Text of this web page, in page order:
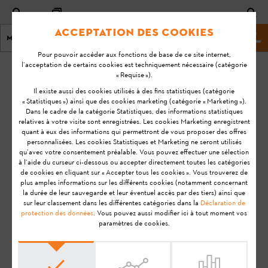
Menu Site Web de STIHL
Page d'accueil KA-01224
Quels appareils
mobiles peut-on
recharger avec la
prise de recharge
USB ?
Dernière
mise à
jour:
08-07-
20
FAQ
Utilisation
Avant de préparer votre produit STIHL à
transporter, de le stocker, de l'entretenir, de le réparer, de le
dépanner ou de l'éliminer, veuillez lire attentivement leManuel
Acceptation des cookies
Pour pouvoir accéder aux fonctions de base de ce site internet,
l’acceptation de certains cookies est techniquement nécessaire (catégorie
« Requise »).
Il existe aussi des cookies utilisés à des fins statistiques (catégorie
« Statistiques ») ainsi que des cookies marketing (catégorie « Marketing »).
Dans le cadre de la catégorie Statistiques, des informations statistiques
relatives à votre visite sont enregistrées. Les cookies Marketing enregistrent
quant à eux des informations qui permettront de vous proposer des offres
personnalisées. Les cookies Statistiques et Marketing ne seront utilisés
qu’avec votre consentement préalable. Vous pouvez effectuer une sélection
à l’aide du curseur ci-dessous ou accepter directement toutes les catégories
de cookies en cliquant sur « Accepter tous les cookies ». Vous trouverez de
plus amples informations sur les différents cookies (notamment concernant
la durée de leur sauvegarde et leur éventuel accès par des tiers) ainsi que
sur leur classement dans les différentes catégories dans la Déclaration de
protection des données. Vous pouvez aussi modifier ici à tout moment vos
paramètres de cookies.